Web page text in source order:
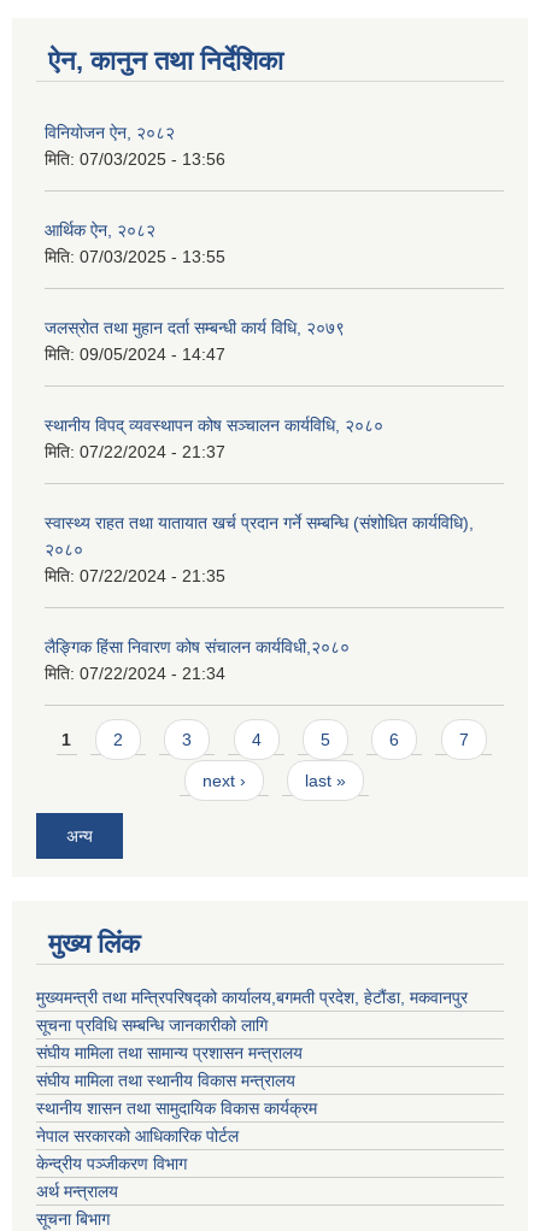
ऐन, कानुन तथा निर्देशिका
विनियोजन ऐन, २०८२
मिति: 07/03/2025 - 13:56
आर्थिक ऐन, २०८२
मिति: 07/03/2025 - 13:55
जलस्रोत तथा मुहान दर्ता सम्बन्धी कार्य विधि, २०७९
मिति: 09/05/2024 - 14:47
स्थानीय विपद् व्यवस्थापन कोष सञ्चालन कार्यविधि, २०८०
मिति: 07/22/2024 - 21:37
स्वास्थ्य राहत तथा यातायात खर्च प्रदान गर्ने सम्बन्धि (संशोधित कार्यविधि),
२०८०
मिति: 07/22/2024 - 21:35
लैङ्गिक हिंसा निवारण कोष संचालन कार्यविधी,२०८०
मिति: 07/22/2024 - 21:34
Pages
1 2 3 4 5 6 7
next › last »
अन्य
मुख्य लिंक
मुख्यमन्त्री तथा मन्त्रिपरिषद्को कार्यालय,बगमती प्रदेश, हेटौंडा, मकवानपुर
सूचना प्रविधि सम्बन्धि जानकारीको लागि
संघीय मामिला तथा सामान्य प्रशासन मन्त्रालय
संघीय मामिला तथा स्थानीय विकास मन्त्रालय
स्थानीय शासन तथा सामुदायिक विकास कार्यक्रम
नेपाल सरकारको आधिकारिक पोर्टल
केन्द्रीय पञ्जीकरण विभाग
अर्थ मन्त्रालय
सूचना बिभाग